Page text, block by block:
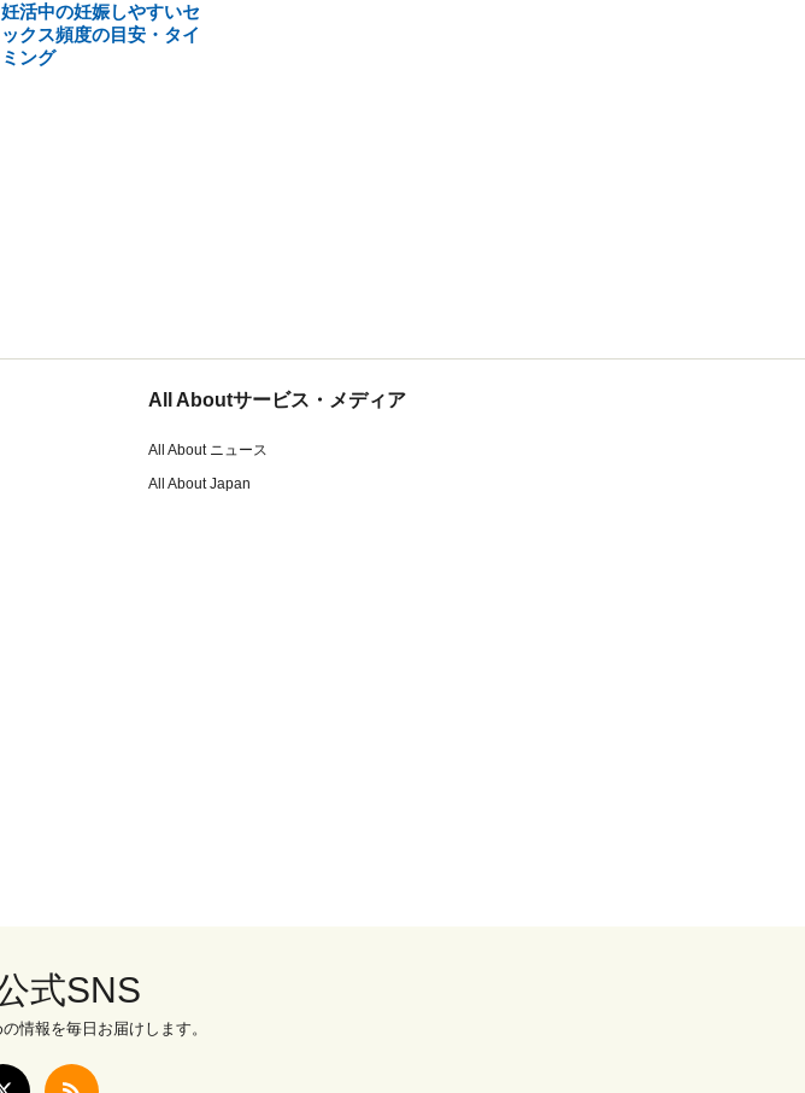
妊活中の妊娠しやすいセ
ックス頻度の目安・タイ
ミング
All Aboutサービス・メディア
All About ニュース
All About Japan
式SNS
情報を毎日お届けします。